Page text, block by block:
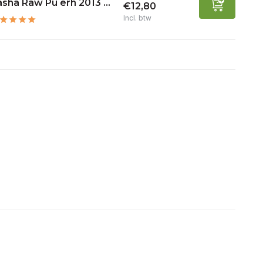
Raw Pu erh 2013 ... €12,80
Incl. btw